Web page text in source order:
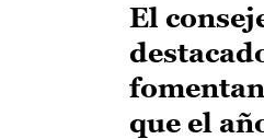
El
que el